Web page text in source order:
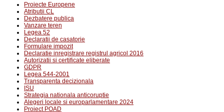
Proiecte Europene
Atributii CL
Dezbatere publica
Vanzare teren
Legea 52
Declaratii de casatorie
Formulare impozit
Declaratie inregistrare registrul agricol 2016
Autorizatii si certificate eliberate
GDPR
Legea 544-2001
Transparenta decizionala
ISU
Strategia nationala anticoruptie
Alegeri locale si europarlamentare 2024
Proiect POAD